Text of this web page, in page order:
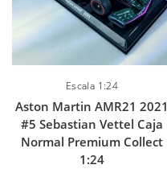
Escala 1:24
Aston Martin AMR21 2021
#5 Sebastian Vettel Caja
Normal Premium Collect
1:24